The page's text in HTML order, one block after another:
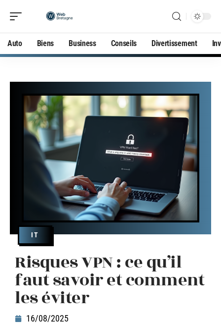
Auto Biens Business Conseils Divertissement
IT
Risques VPN : ce qu’il
faut savoir et comment
les éviter
16/08/2025